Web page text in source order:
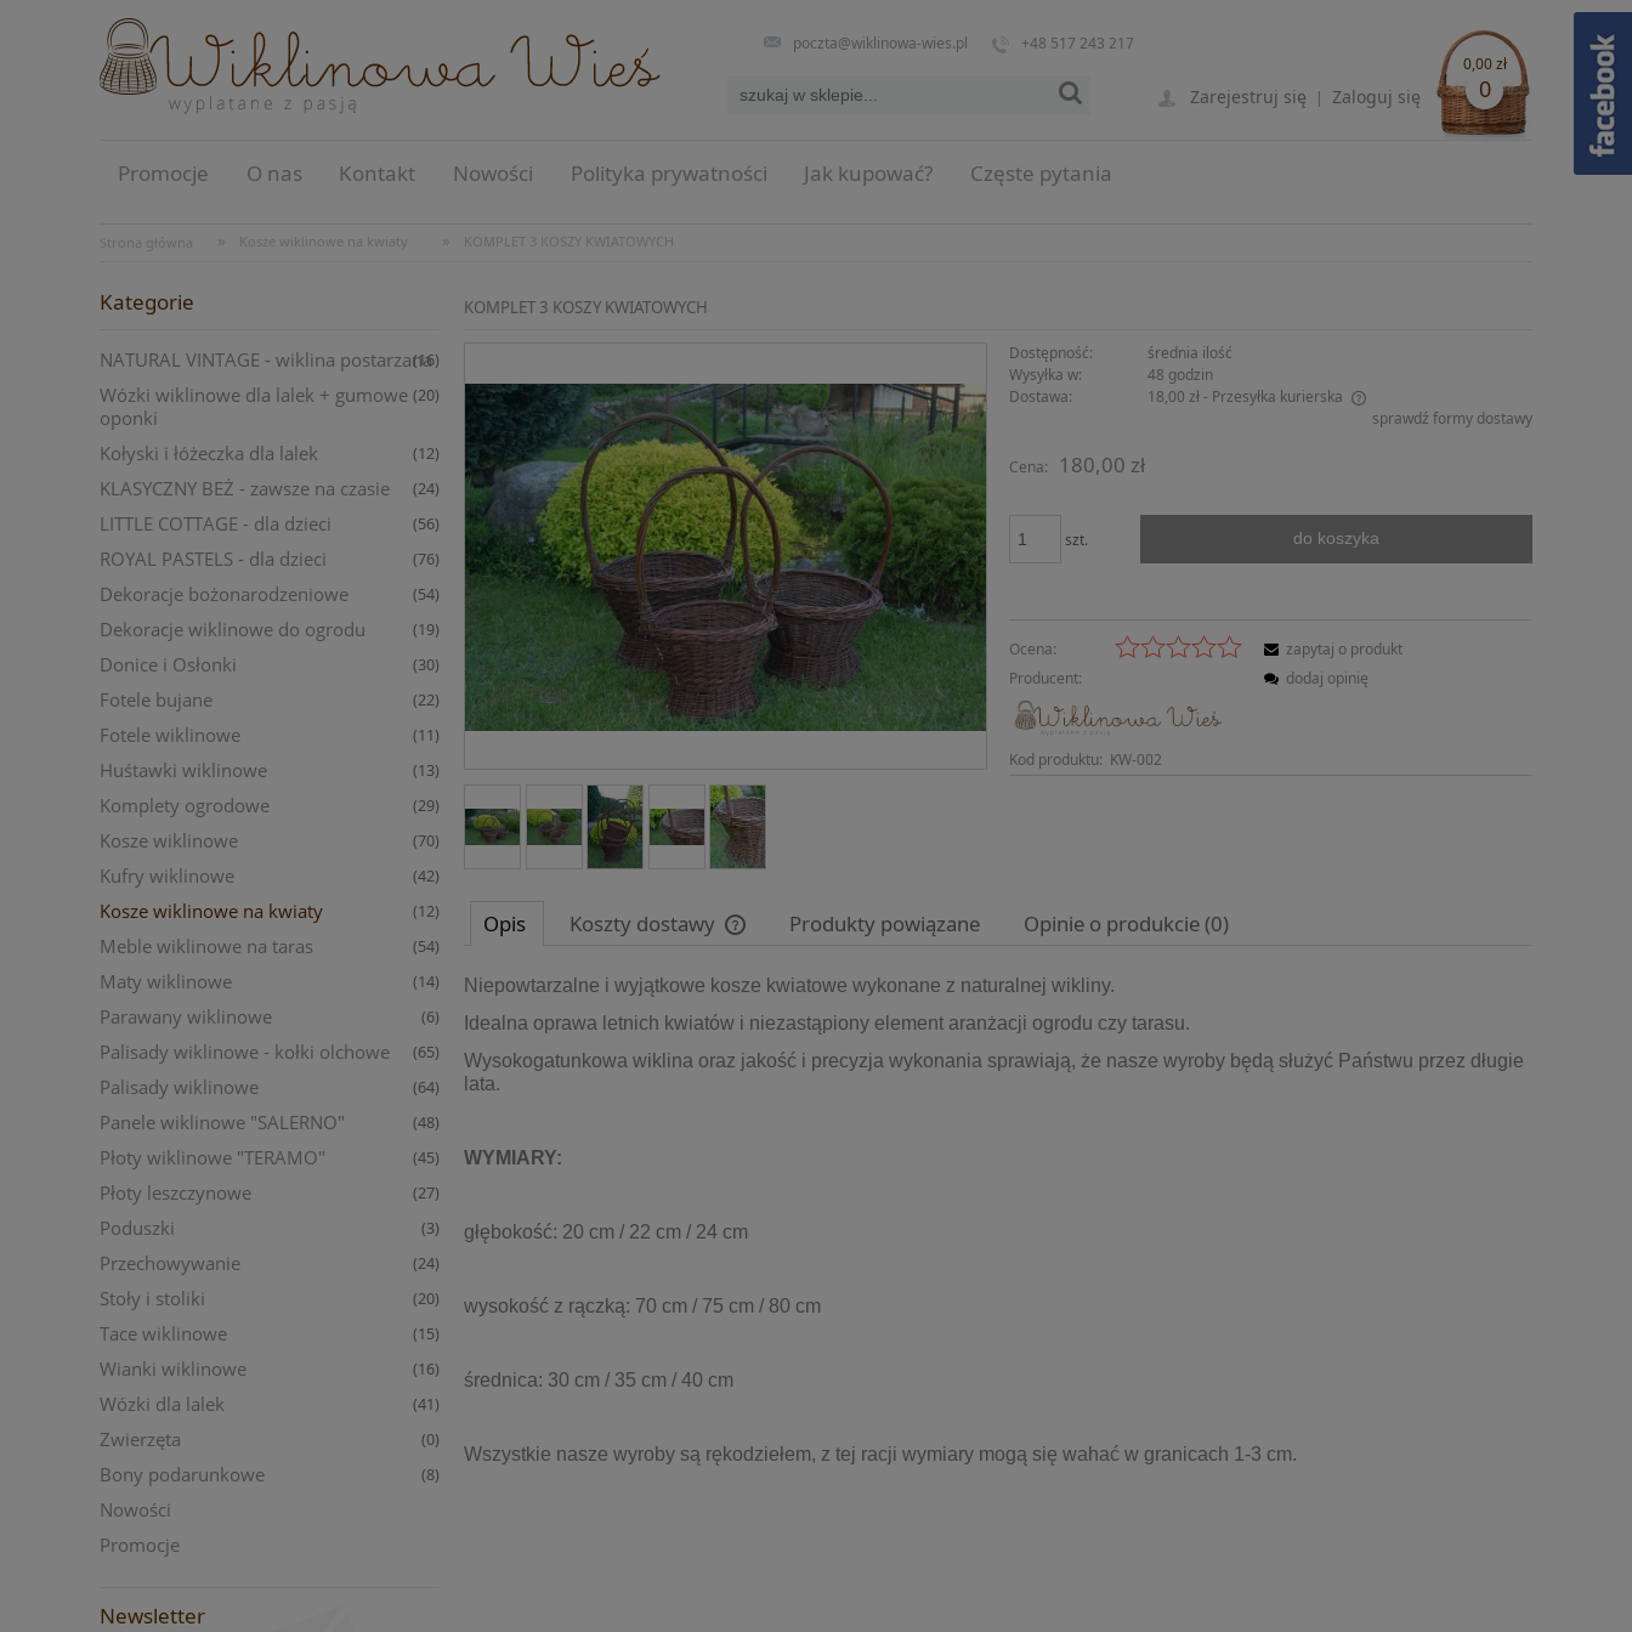
0,00 zł
0
Zarejestruj się | Zaloguj się
poczta@wiklinowa-wies.pl +48 517 243 217
Promocje O nas Kontakt Nowości Polityka prywatności Jak kupować? Częste pytania
Strona główna » Kosze wiklinowe na kwiaty » KOMPLET 3 KOSZY KWIATOWYCH
Kategorie
NATURAL VINTAGE - wiklina postarzana
(16)
Wózki wiklinowe dla lalek + gumowe
oponki
(20)
Kołyski i łóżeczka dla lalek (12)
KLASYCZNY BEŻ - zawsze na czasie (24)
LITTLE COTTAGE - dla dzieci (56)
ROYAL PASTELS - dla dzieci (76)
Dekoracje bożonarodzeniowe (54)
Dekoracje wiklinowe do ogrodu (19)
Donice i Osłonki (30)
Fotele bujane (22)
Fotele wiklinowe (11)
Huśtawki wiklinowe (13)
Komplety ogrodowe (29)
Kosze wiklinowe (70)
Kufry wiklinowe (42)
Kosze wiklinowe na kwiaty (12)
Meble wiklinowe na taras (54)
Maty wiklinowe (14)
Parawany wiklinowe (6)
Palisady wiklinowe - kołki olchowe (65)
Palisady wiklinowe (64)
Panele wiklinowe "SALERNO" (48)
Płoty wiklinowe "TERAMO" (45)
Płoty leszczynowe (27)
Poduszki (3)
Przechowywanie (24)
Stoły i stoliki (20)
Tace wiklinowe (15)
Wianki wiklinowe (16)
Wózki dla lalek (41)
Zwierzęta (0)
Bony podarunkowe (8)
Nowości
Promocje
Newsletter
KOMPLET 3 KOSZY KWIATOWYCH
Dostępność:
średnia ilość
Wysyłka w:
48 godzin
Dostawa:
18,00 zł- Przesyłka kurierska
płatności
sprawdź formy dostawy
Cena: 180,00 zł
szt. do koszyka
Ocena:
Producent:
Kod produktu: KW-002
zapytaj o produkt
dodaj opinię
Opis Koszty dostawy
Cena nie zawiera ewentualnych kosztów
Produkty powiązane Opinie o produkcie (0)
Niepowtarzalne i wyjątkowe kosze kwiatowe wykonane z naturalnej wikliny.
Idealna oprawa letnich kwiatów i niezastąpiony element aranżacji ogrodu czy tarasu.
Wysokogatunkowa wiklina oraz jakość i precyzja wykonania sprawiają, że nasze wyroby będą służyć Państwu przez długie
lata.
WYMIARY:
głębokość: 20 cm / 22 cm / 24 cm
wysokość z rączką: 70 cm / 75 cm / 80 cm
średnica: 30 cm / 35 cm / 40 cm
Wszystkie nasze wyroby są rękodziełem, z tej racji wymiary mogą się wahać w granicach 1-3 cm.